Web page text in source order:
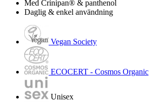
Med Crinipan® & panthenol
Daglig & enkel användning
Vegan Society
ECOCERT - Cosmos Organic
Unisex